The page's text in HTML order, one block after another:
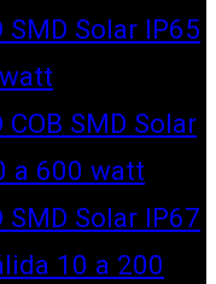
SMD Solar IP65
SMD Solar
a 600 watt
SMD Solar IP67
10 a 200